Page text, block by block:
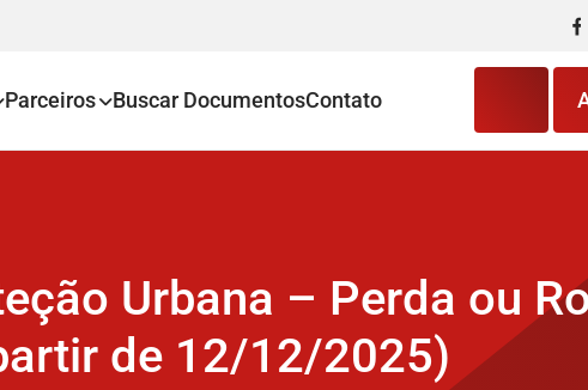
Parceiros Buscar DocumentosContato
Urbana – Perda ou
de 12/12/2025)